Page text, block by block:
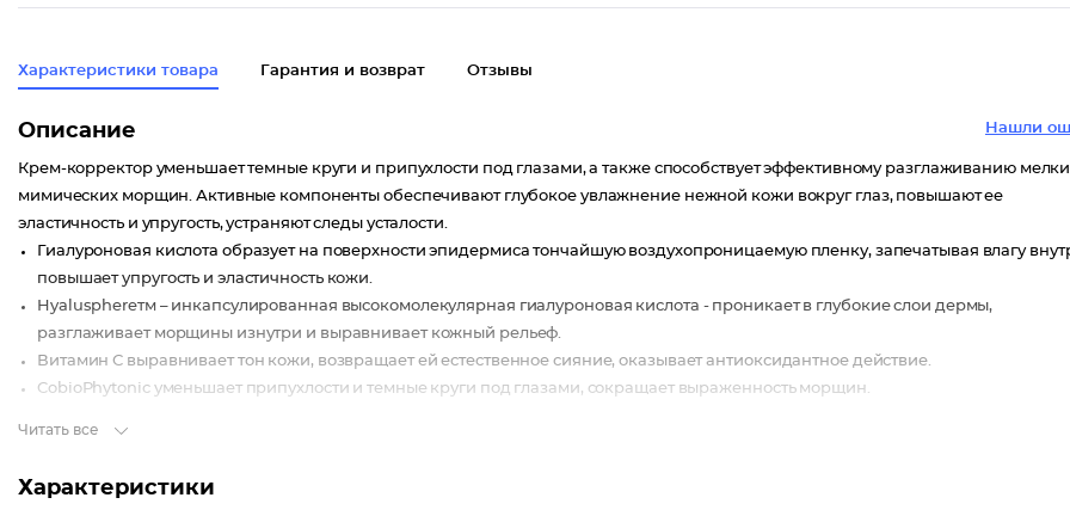
Характеристики товара Гарантия и возврат Отзывы
Нашли
Описание
Крем-корректор уменьшает темные круги и припухлости под глазами, а также способствует эффективному разглаживанию
мимических морщин. Активные компоненты обеспечивают глубокое увлажнение нежной кожи вокруг глаз, повышают ее
эластичность и упругость, устраняют следы усталости.
Гиалуроновая кислота образует на поверхности эпидермиса тончайшую воздухопроницаемую пленку, запечатывая влагу
повышает упругость и эластичность кожи.
Hyalusphereтм – инкапсулированная высокомолекулярная гиалуроновая кислота - проникает в глубокие слои дермы,
разглаживает морщины изнутри и выравнивает кожный рельеф.
Витамин С выравнивает тон кожи, возвращает ей естественное сияние, оказывает антиоксидантное действие.
CobioPhytonic уменьшает припухлости и темные круги под глазами, сокращает выраженность морщин.
Читать все
Характеристики